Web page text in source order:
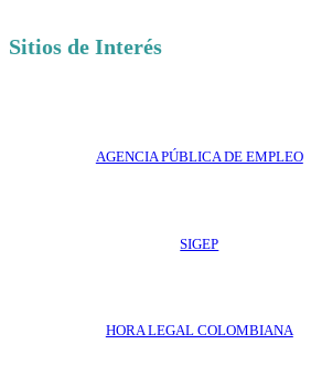
Sitios de Interés
AGENCIA PÚBLICA DE EMPLEO
SIGEP
HORA LEGAL COLOMBIANA